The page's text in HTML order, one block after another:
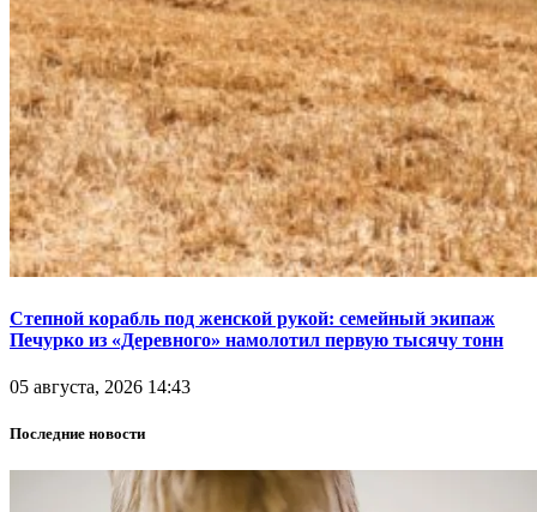
Степной корабль под женской рукой: семейный экипаж
Печурко из «Деревного» намолотил первую тысячу тонн
05 августа, 2026 14:43
Последние новости